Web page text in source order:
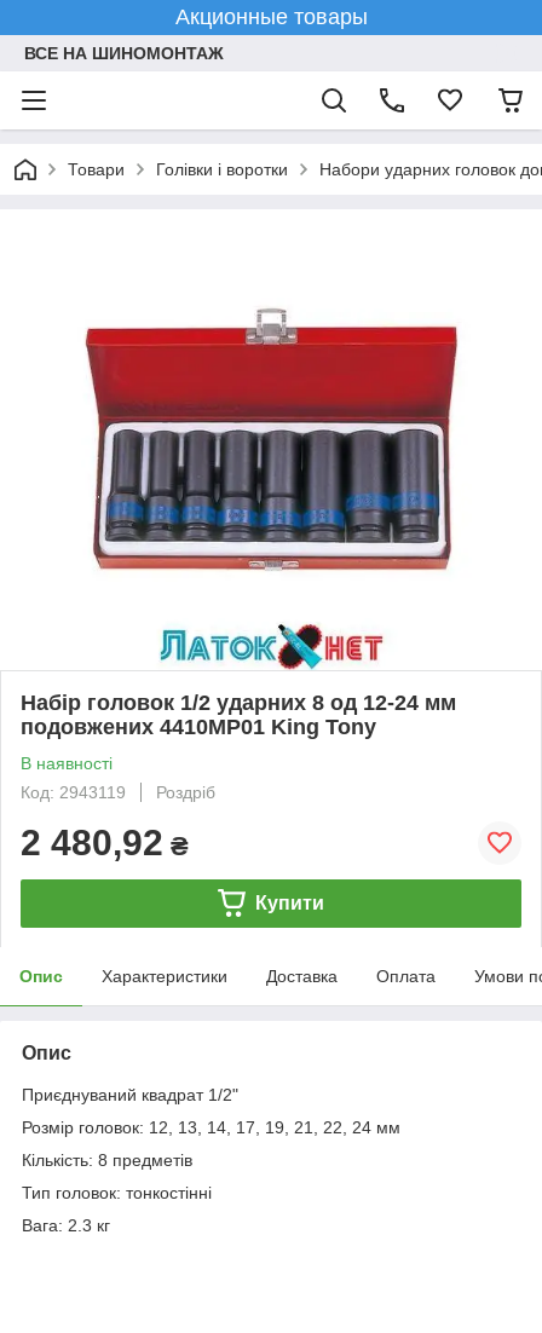
Акционные товары
ВСЕ НА ШИНОМОНТАЖ
Товари Голівки і воротки Набори ударних головок
Набір головок 1/2 ударних 8 од 12-24 мм
подовжених 4410MP01 King Tony
В наявності
Код: 2943119
Роздріб
2 480,92 ₴
Купити
Опис Характеристики Доставка Оплата Умови
Опис
Приєднуваний квадрат 1/2"
Розмір головок: 12, 13, 14, 17, 19, 21, 22, 24 мм
Кількість: 8 предметів
Тип головок: тонкостінні
Вага: 2.3 кг